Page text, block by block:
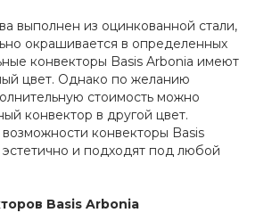
выполнен из оцинкованной стали,
окрашивается в определенных
конвекторы Basis Arbonia имеют
цвет. Однако по желанию
стоимость можно
конвектор в другой цвет.
возможности конвекторы Basis
эстетично и подходят под любой
Basis Arbonia